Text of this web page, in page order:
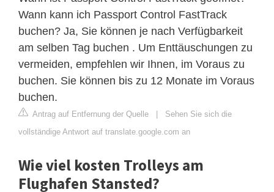
Wann kann ich Passport Control FastTrack
buchen? Ja, Sie können je nach Verfügbarkeit
am selben Tag buchen . Um Enttäuschungen zu
vermeiden, empfehlen wir Ihnen, im Voraus zu
buchen. Sie können bis zu 12 Monate im Voraus
buchen.
Antrag auf Entfernung der Quelle | Sehen Sie sich die
vollständige Antwort auf translate.google.com an
Wie viel kosten Trolleys am
Flughafen Stansted?